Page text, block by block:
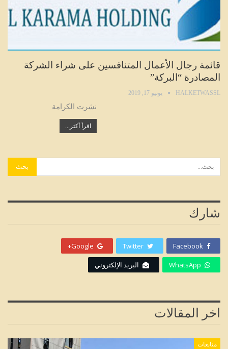
قائمة رجال الأعمال المتنافسين على شراء الشركة
المصادرة “البركة”
HALKETWASSL يونيو 17, 2019
نشرت الكرامة
اقرأ أكثر...
شارك
Facebook
Twitter
Google+
WhatsApp البريد الإلكتروني
اخر المقالات
متابعات